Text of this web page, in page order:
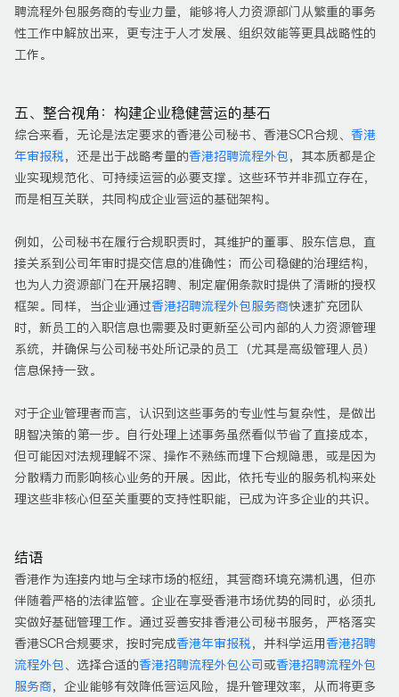
聘流程外包服务商的专业力量，能够将人力资源部门从繁重的事务
性工作中解放出来，更专注于人才发展、组织效能等更具战略性的
工作。
五、整合视角：构建企业稳健营运的基石
综合来看，无论是法定要求的香港公司秘书、香港SCR合规、 香港
年审报税，还是出于战略考量的香港招聘流程外包，其本质都是企
业实现规范化、可持续运营的必要支撑。这些环节并非孤立存在，
而是相互关联，共同构成企业营运的基础架构。
例如，公司秘书在履行合规职责时，其维护的董事、股东信息，直
接关系到公司年审时提交信息的准确性；而公司稳健的治理结构，
也为人力资源部门在开展招聘、制定雇佣条款时提供了清晰的授权
框架。同样，当企业通过香港招聘流程外包服务商快速扩充团队
时，新员工的入职信息也需要及时更新至公司内部的人力资源管理
系统，并确保与公司秘书处所记录的员工（尤其是高级管理人员）
信息保持一致。
对于企业管理者而言，认识到这些事务的专业性与复杂性，是做出
明智决策的第一步。自行处理上述事务虽然看似节省了直接成本，
但可能因对法规理解不深、操作不熟练而埋下合规隐患，或是因为
分散精力而影响核心业务的开展。因此，依托专业的服务机构来处
理这些非核心但至关重要的支持性职能，已成为许多企业的共识。
结语
香港作为连接内地与全球市场的枢纽，其营商环境充满机遇，但亦
伴随着严格的法律监管。企业在享受香港市场优势的同时，必须扎
实做好基础管理工作。通过妥善安排香港公司秘书服务，严格落实
香港SCR合规要求，按时完成香港年审报税，并科学运用香港招聘
流程外包、选择合适的香港招聘流程外包公司或香港招聘流程外包
服务商，企业能够有效降低营运风险，提升管理效率，从而将更多